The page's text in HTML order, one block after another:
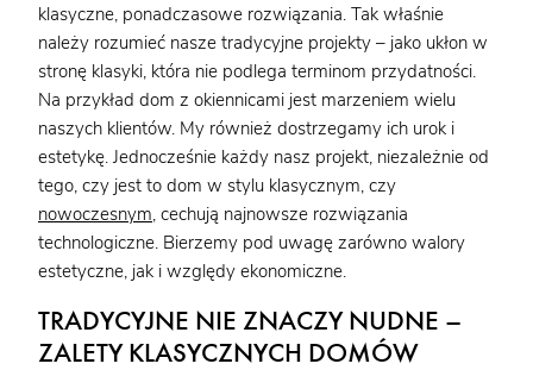
klasyczne, ponadczasowe rozwiązania. Tak właśnie
należy rozumieć nasze tradycyjne projekty – jako ukłon w
stronę klasyki, która nie podlega terminom przydatności.
Na przykład dom z okiennicami jest marzeniem wielu
naszych klientów. My również dostrzegamy ich urok i
estetykę. Jednocześnie każdy nasz projekt, niezależnie od
tego, czy jest to dom w stylu klasycznym, czy
nowoczesnym, cechują najnowsze rozwiązania
technologiczne. Bierzemy pod uwagę zarówno walory
estetyczne, jak i względy ekonomiczne.
TRADYCYJNE NIE ZNACZY NUDNE –
ZALETY KLASYCZNYCH DOMÓW